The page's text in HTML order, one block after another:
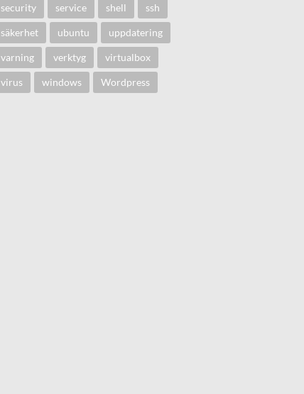
security service shell ssh
säkerhet ubuntu uppdatering
varning verktyg virtualbox
virus windows Wordpress